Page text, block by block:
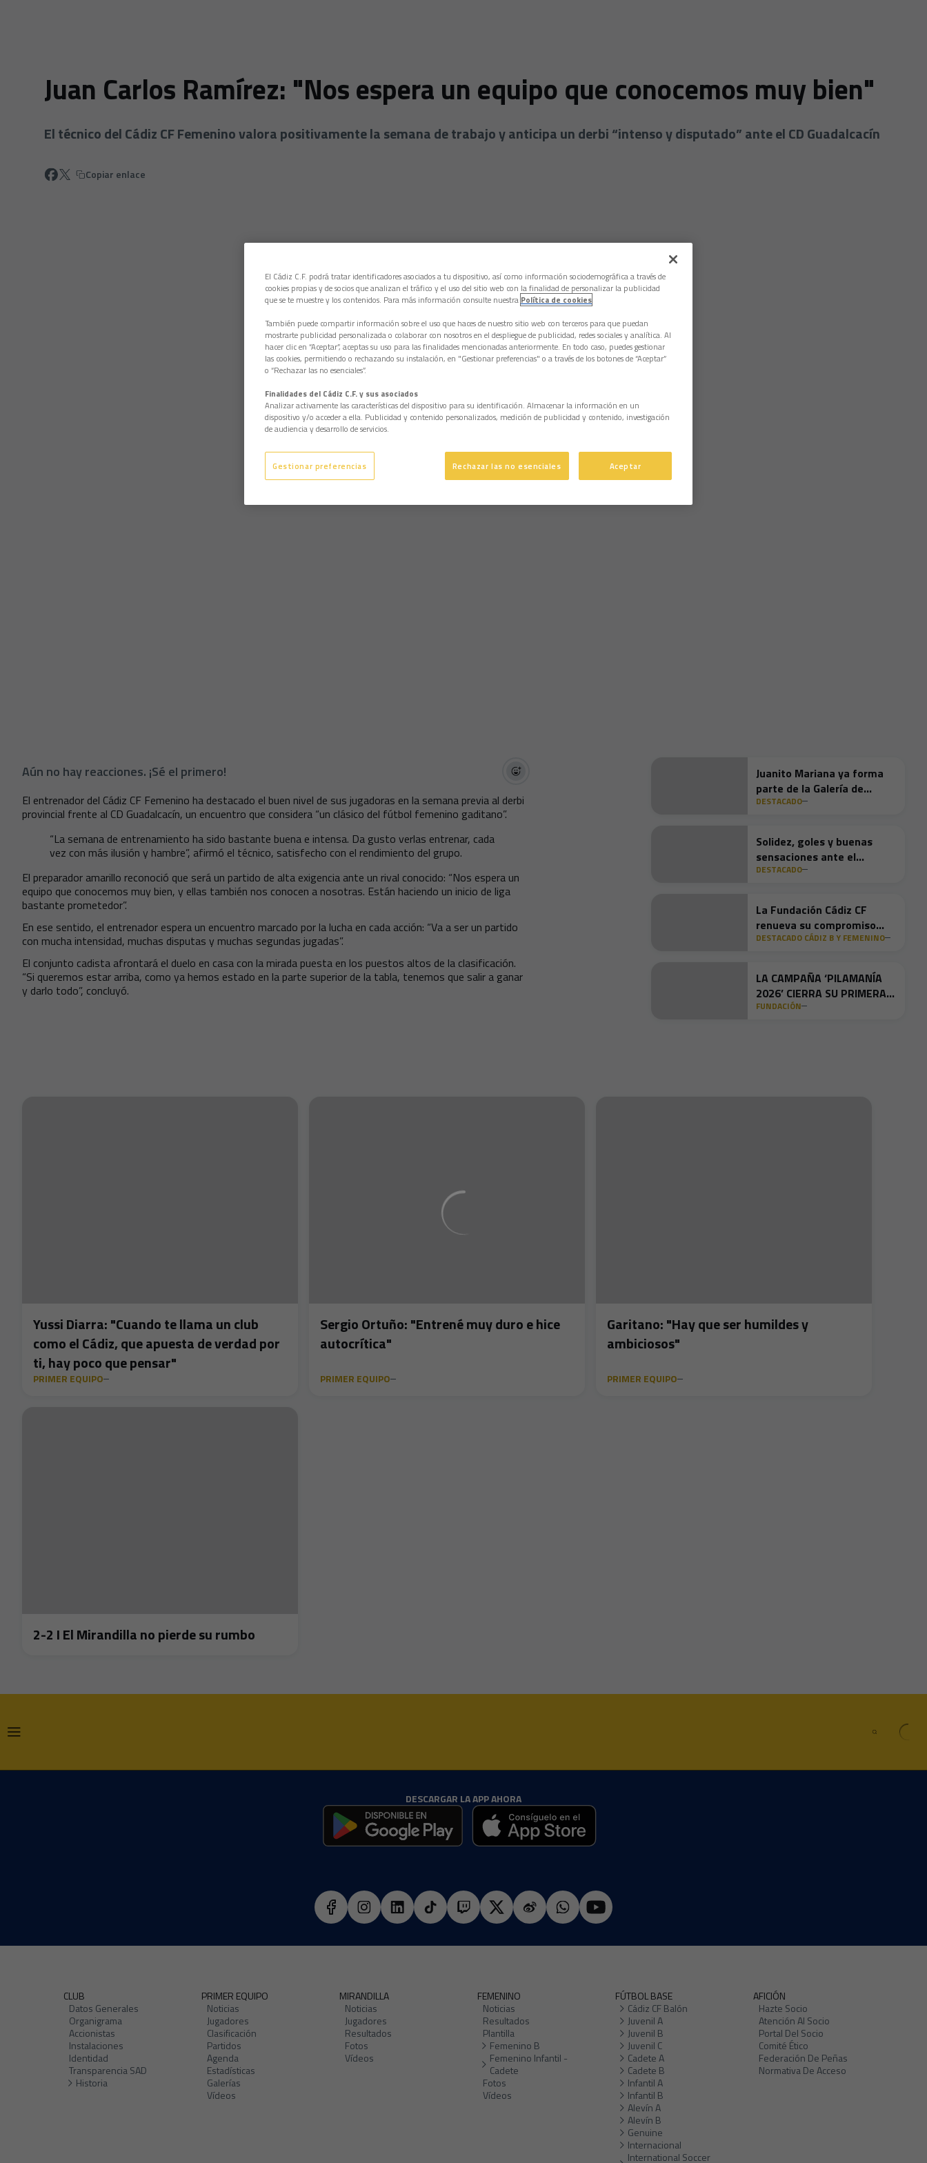
Juan Carlos Ramírez: "Nos espera un equipo que conocemos muy bien"
El técnico del Cádiz CF Femenino valora positivamente la semana de trabajo y anticipa un derbi “intenso y disputado” ante el CD Guadalcacín
Copiar enlace
Aún no hay reacciones. ¡Sé el primero!
El entrenador del Cádiz CF Femenino ha destacado el buen nivel de sus jugadoras en la semana previa al derbi
provincial frente al CD Guadalcacín, un encuentro que considera “un clásico del fútbol femenino gaditano”.
“La semana de entrenamiento ha sido bastante buena e intensa. Da gusto verlas entrenar, cada
vez con más ilusión y hambre”, afirmó el técnico, satisfecho con el rendimiento del grupo.
El preparador amarillo reconoció que será un partido de alta exigencia ante un rival conocido: “Nos espera un
equipo que conocemos muy bien, y ellas también nos conocen a nosotras. Están haciendo un inicio de liga
bastante prometedor”.
En ese sentido, el entrenador espera un encuentro marcado por la lucha en cada acción: “Va a ser un partido
con mucha intensidad, muchas disputas y muchas segundas jugadas”.
El conjunto cadista afrontará el duelo en casa con la mirada puesta en los puestos altos de la clasificación.
“Si queremos estar arriba, como ya hemos estado en la parte superior de la tabla, tenemos que salir a ganar
y darlo todo”, concluyó.
Juanito Mariana ya forma
parte de la Galería de
Ilustres del Cádiz CF
DESTACADO
Solidez, goles y buenas
sensaciones ante el
Granada
DESTACADO
La Fundación Cádiz CF
renueva su compromiso
social con la renovación de
Invidente y Nuevo Futuro
DESTACADO CÁDIZ B Y FEMENINO
LA CAMPAÑA ‘PILAMANÍA
2026’ CIERRA SU PRIMERA
ETAPA CON CASI 560 KILOS
FUNDACIÓN
Yussi Diarra: "Cuando te llama un club
como el Cádiz, que apuesta de verdad por
ti, hay poco que pensar"
PRIMER EQUIPO
Sergio Ortuño: "Entrené muy duro e hice
autocrítica"
PRIMER EQUIPO
Garitano: "Hay que ser humildes y
ambiciosos"
PRIMER EQUIPO
2-2 I El Mirandilla no pierde su rumbo
DESCARGAR LA APP AHORA
CLUB
Datos Generales
Organigrama
Accionistas
Instalaciones
Identidad
Transparencia SAD
Historia
PRIMER EQUIPO
Noticias
Jugadores
Clasificación
Partidos
Agenda
Estadísticas
Galerías
Vídeos
MIRANDILLA
Noticias
Jugadores
Resultados
Fotos
Vídeos
FEMENINO
Noticias
Resultados
Plantilla
Femenino B
Femenino Infantil -
Cadete
Fotos
Vídeos
FÚTBOL BASE
Cádiz CF Balón
Juvenil A
Juvenil B
Juvenil C
Cadete A
Cadete B
Infantil A
Infantil B
Alevín A
Alevín B
Genuine
Internacional
International Soccer
AFICIÓN
Hazte Socio
Atención Al Socio
Portal Del Socio
Comité Ético
Federación De Peñas
Normativa De Acceso
El Cádiz C.F. podrá tratar identificadores asociados a tu dispositivo, así como información sociodemográfica a través de
cookies propias y de socios que analizan el tráfico y el uso del sitio web con la finalidad de personalizar la publicidad
que se te muestre y los contenidos. Para más información consulte nuestra Política de cookies
También puede compartir información sobre el uso que haces de nuestro sitio web con terceros para que puedan
mostrarte publicidad personalizada o colaborar con nosotros en el despliegue de publicidad, redes sociales y analítica. Al
hacer clic en “Aceptar”, aceptas su uso para las finalidades mencionadas anteriormente. En todo caso, puedes gestionar
las cookies, permitiendo o rechazando su instalación, en "Gestionar preferencias" o a través de los botones de “Aceptar”
o “Rechazar las no esenciales”.
Finalidades del Cádiz C.F. y sus asociados
Analizar activamente las características del dispositivo para su identificación. Almacenar la información en un
dispositivo y/o acceder a ella. Publicidad y contenido personalizados, medición de publicidad y contenido, investigación
de audiencia y desarrollo de servicios.
Gestionar preferencias Rechazar las no esenciales Aceptar